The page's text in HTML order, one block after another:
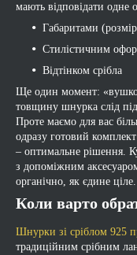
мають відповідати одне
Габаритами
Стилістичним
Відтінком срібла
Ще один момент:
товщину шнурка слід
Проте маємо для вас
одразу готовий
– оптимальне рішення.
з допоміжним
органічно, як єдине ціле.
Коли варто
Шнурки зі сріблом 925
традиційним срібним